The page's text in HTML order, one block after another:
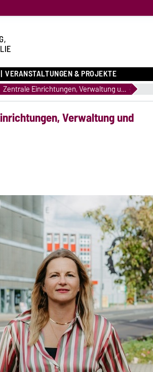
VERANSTALTUNGEN & PROJEKTE
Zentrale Einrichtungen, Verwaltung und Rektorat der OVGU
Verwaltung und